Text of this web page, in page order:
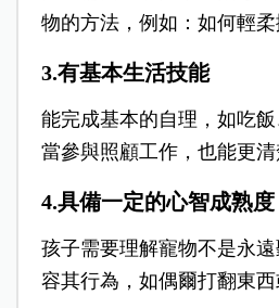
物的方法，例如：如何輕柔
3.有基本生活技能
能完成基本的自理，如吃
當參與照顧工作，也能更清
4.具備一定的心智成熟度
孩子需要理解寵物不是永
容其行為，如偶爾打翻東西